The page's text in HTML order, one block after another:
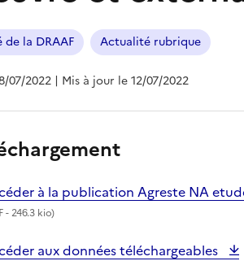
la DRAAF Actualité rubrique
07/2022 | Mis à jour le 12/07/2022
à la publication Agreste NA
- 246.3 kio)
aux données téléchargeables